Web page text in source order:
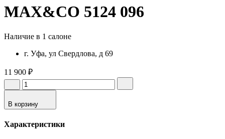
MAX&CO 5124 096
Наличие в 1 салоне
г. Уфа, ул Свердлова, д 69
11 900 ₽
В корзину
Характеристики